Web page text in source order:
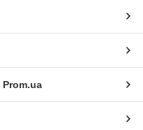
Prom.ua